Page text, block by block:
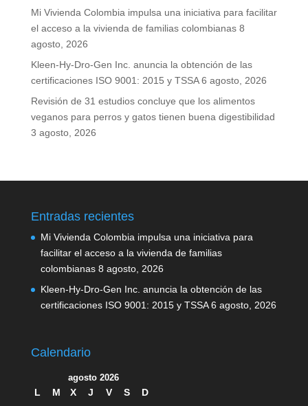
Mi Vivienda Colombia impulsa una iniciativa para facilitar
el acceso a la vivienda de familias colombianas 8
agosto, 2026
Kleen-Hy-Dro-Gen Inc. anuncia la obtención de las
certificaciones ISO 9001: 2015 y TSSA 6 agosto, 2026
Revisión de 31 estudios concluye que los alimentos
veganos para perros y gatos tienen buena digestibilidad
3 agosto, 2026
Entradas recientes
Mi Vivienda Colombia impulsa una iniciativa para
facilitar el acceso a la vivienda de familias
colombianas 8 agosto, 2026
Kleen-Hy-Dro-Gen Inc. anuncia la obtención de las
certificaciones ISO 9001: 2015 y TSSA 6 agosto, 2026
Calendario
agosto 2026
L M X J V S
D